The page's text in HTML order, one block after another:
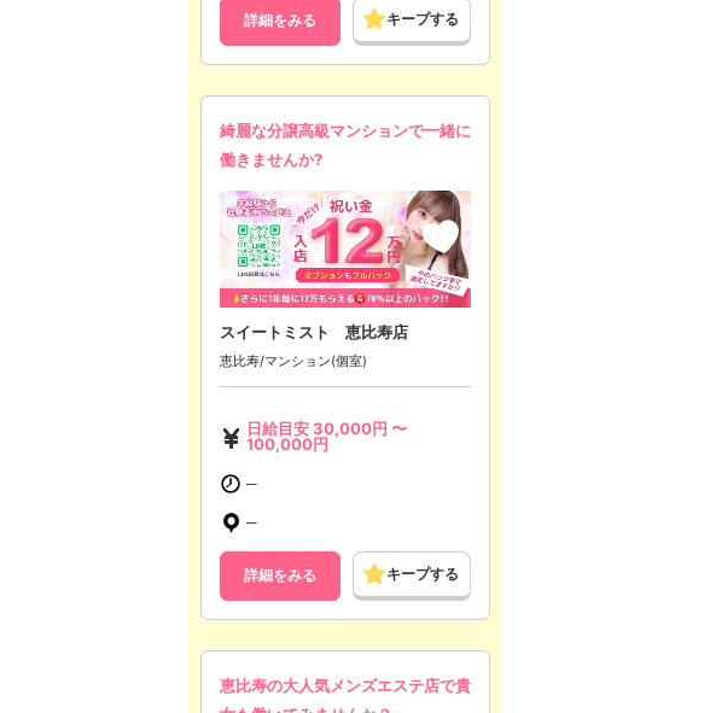
詳細をみる キープする
綺麗な分譲高級マンションで一緒に
働きませんか?
スイートミスト 恵比寿店
恵比寿/マンション(個室)
日給目安30,000円 〜
100,000円
─
─
詳細をみる キープする
恵比寿の大人気メンズエステ店で貴